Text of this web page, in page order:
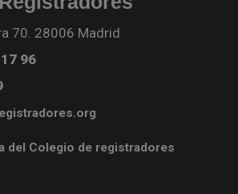
70. 28006 Madrid
96
del Colegio de registradores